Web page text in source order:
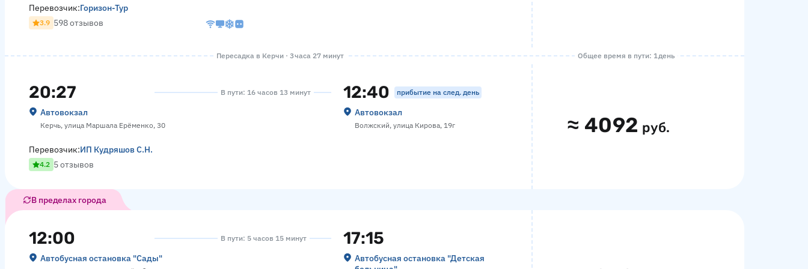
Перевозчик:Горизон-Тур
3.9 598 отзывов
Пересадка в Керчи · 3 часа 27 минут Общее время в пути: 1 день
20:27
Автовокзал
Керчь, улица Маршала Ерёменко, 30
В пути: 16 часов 13 минут 12:40 прибытие на след. день
Автовокзал
Волжский, улица Кирова, 19г ≈ 4092 руб.
Перевозчик:ИП Кудряшов С.Н.
4.2 5 отзывов
В пределах города
12:00
Автобусная остановка "Сады"
В пути: 5 часов 15 минут 17:15
Автобусная остановка "Детская